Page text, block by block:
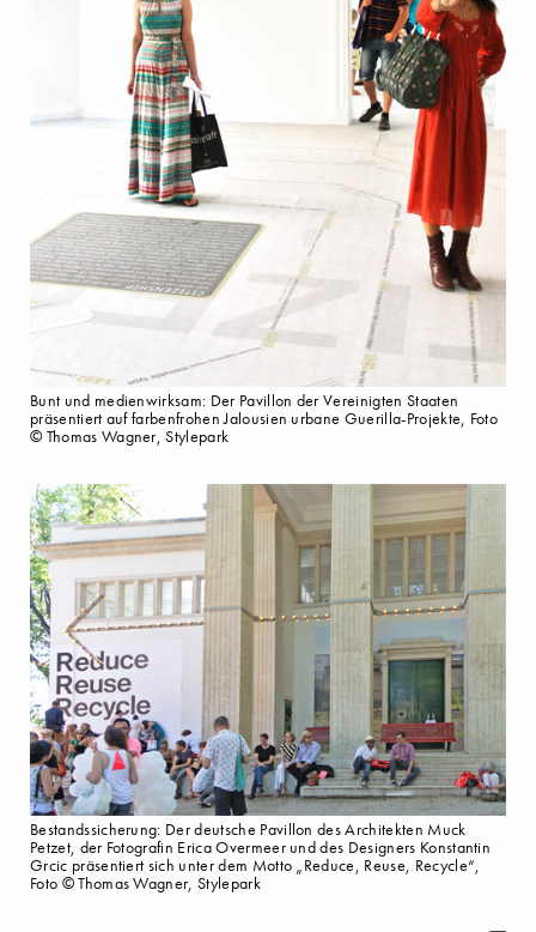
Bestandssicherung: Der deutsche Pavillon des Architekten Muck
Petzet, der Fotografin Erica Overmeer und des Designers Konstantin
Grcic präsentiert sich unter dem Motto „Reduce, Reuse, Recycle“,
Foto © Thomas Wagner, Stylepark
Bunt und medienwirksam: Der Pavillon der Vereinigten Staaten
präsentiert auf farbenfrohen Jalousien urbane Guerilla-Projekte, Foto
© Thomas Wagner, Stylepark